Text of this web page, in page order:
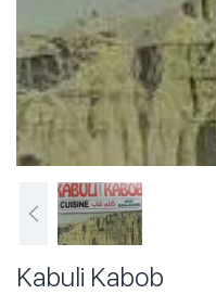
Kabuli Kabob